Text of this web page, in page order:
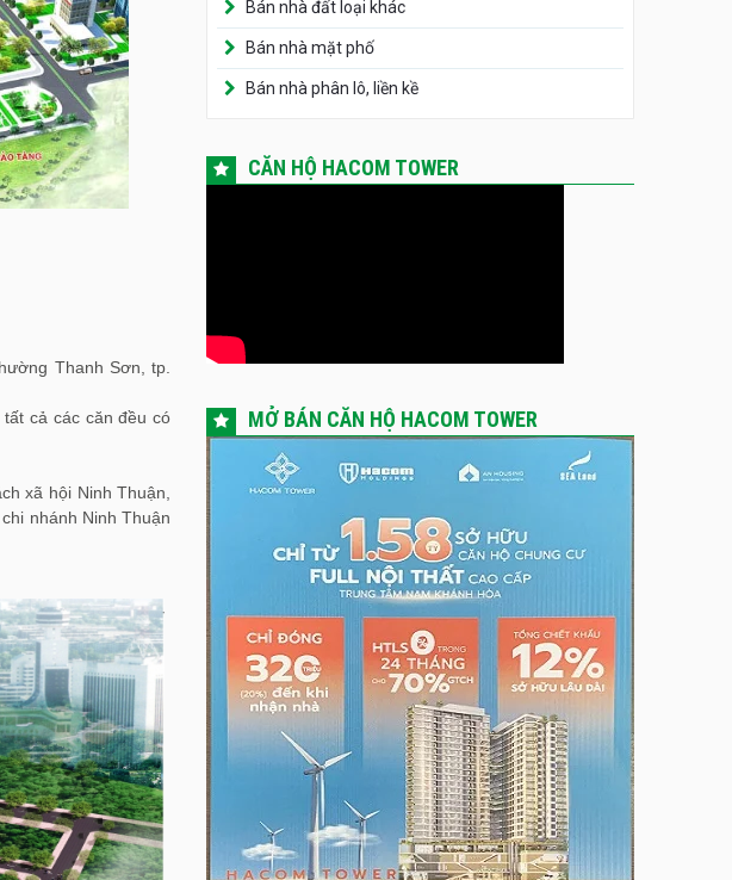
Thanh Sơn, tp.
cả các căn đều có
xã hội Ninh Thuận,
nhánh Ninh Thuận
Bán nhà đất loại khác
Bán nhà mặt phố
Bán nhà phân lô, liền kề
CĂN HỘ HACOM TOWER
MỞ BÁN CĂN HỘ HACOM TOWER